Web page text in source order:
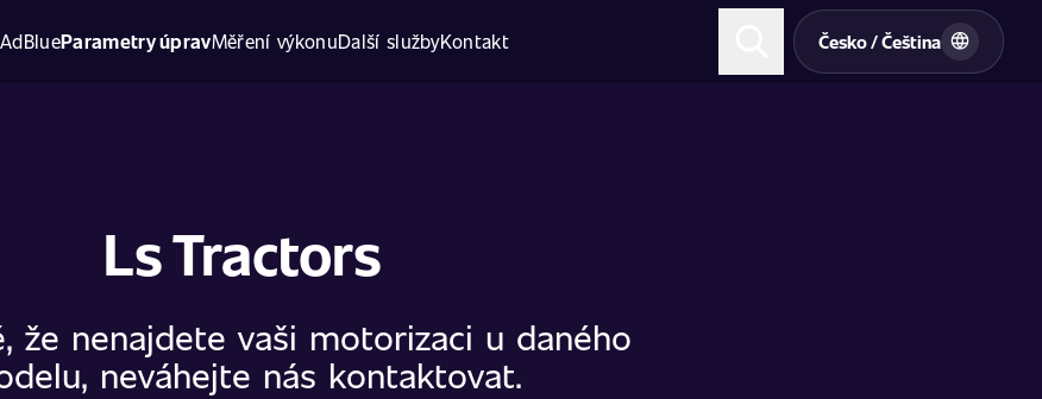
Parametry úpravMěření výkonuDalší službyKontakt Česko / Čeština
Ls Tractors
že nenajdete vaši motorizaci u daného
neváhejte nás kontaktovat.